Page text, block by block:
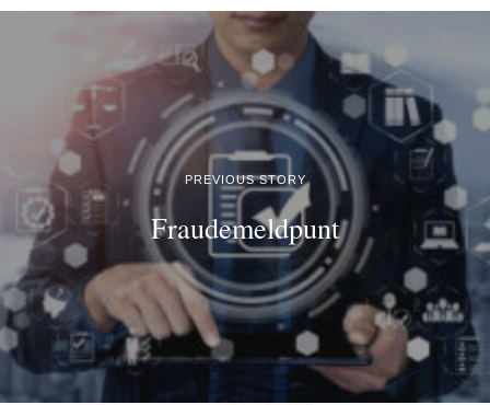
PREVIOUS STORY
Fraudemeldpunt